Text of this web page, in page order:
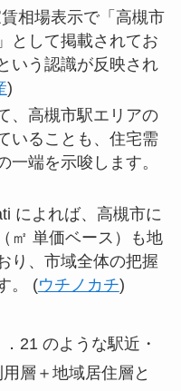
相場表示で「高槻市
として掲載されてお
いう認識が反映され
)
、高槻市駅エリアの
いることも、住宅需
一端を示唆します。
によれば、高槻市に
㎡ 単価ベース）も地
り、市域全体の把握
。 (ウチノカチ)
21 のような駅近・
層＋地域居住層と